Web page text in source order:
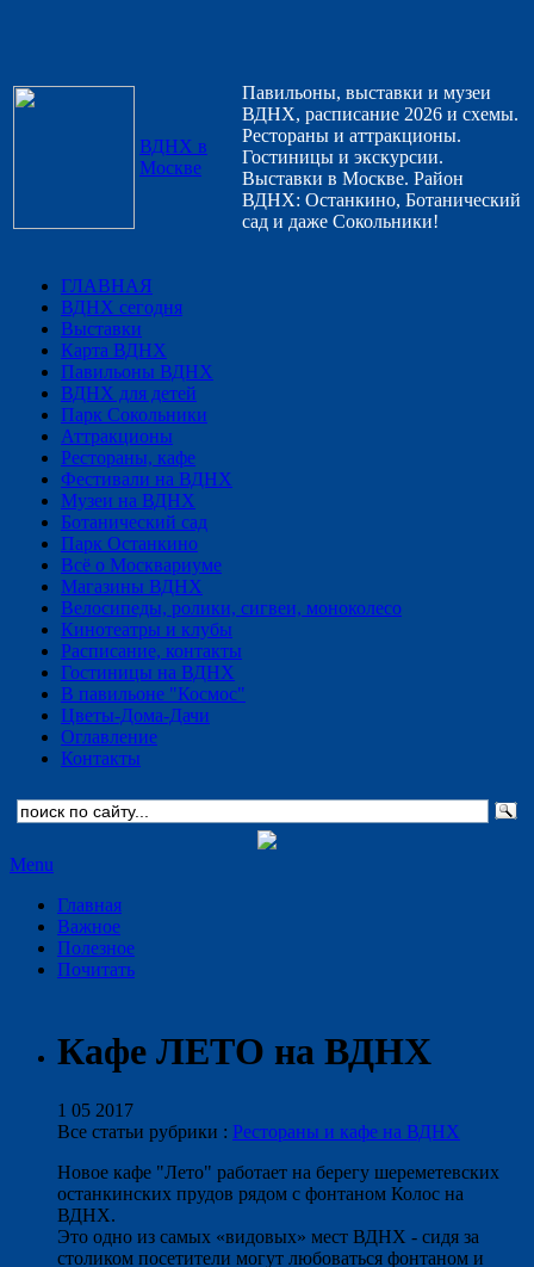
ВДНХ в
Москве
Павильоны, выставки и музеи
ВДНХ, расписание 2026 и схемы.
Рестораны и аттракционы.
Гостиницы и экскурсии.
Выставки в Москве. Район
ВДНХ: Останкино, Ботанический
сад и даже Сокольники!
ГЛАВНАЯ
ВДНХ сегодня
Выставки
Карта ВДНХ
Павильоны ВДНХ
ВДНХ для детей
Парк Сокольники
Аттракционы
Рестораны, кафе
Фестивали на ВДНХ
Музеи на ВДНХ
Ботанический сад
Парк Останкино
Всё о Москвариуме
Магазины ВДНХ
Велосипеды, ролики, сигвеи, моноколесо
Кинотеатры и клубы
Расписание, контакты
Гостиницы на ВДНХ
В павильоне "Космос"
Цветы-Дома-Дачи
Оглавление
Контакты
Menu
Главная
Важное
Полезное
Почитать
Кафе ЛЕТО на ВДНХ
1 05 2017
Все статьи рубрики : Рестораны и кафе на ВДНХ
Новое кафе "Лето" работает на берегу шереметевских
останкинских прудов рядом с фонтаном Колос на
ВДНХ.
Это одно из самых «видовых» мест ВДНХ - сидя за
столиком посетители могут любоваться фонтаном и